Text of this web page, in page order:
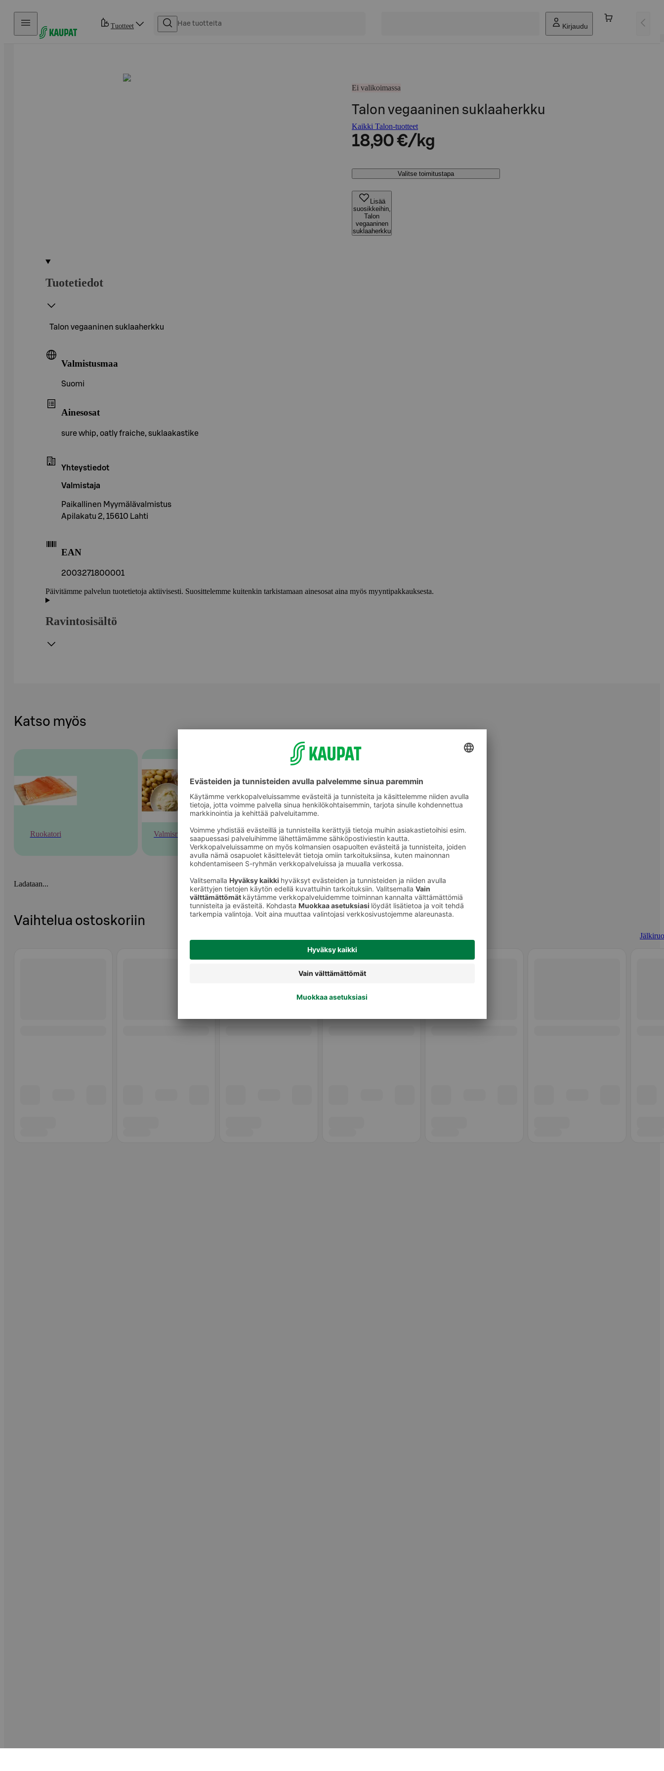
Hyppää sisältöön
Tuotteet Kirjaudu
Ei valikoimassa
Talon vegaaninen suklaaherkku
Kaikki Talon-tuotteet
18,90 €/kg
Valitse toimitustapa
Lisää
suosikkeihin,
Talon
vegaaninen
suklaaherkku
Tuotetiedot
Talon vegaaninen suklaaherkku
Valmistusmaa
Suomi
Ainesosat
sure whip, oatly fraiche, suklaakastike
Yhteystiedot
Valmistaja
Paikallinen Myymälävalmistus
Apilakatu 2, 15610 Lahti
EAN
2003271800001
Päivitämme palvelun tuotetietoja aktiivisesti. Suosittelemme kuitenkin tarkistamaan ainesosat aina myös myyntipakkauksesta.
Ravintosisältö
Katso myös
Ruokatori Valmisruoka Jälkiruoat
Ladataan...
Vaihtelua ostoskoriin